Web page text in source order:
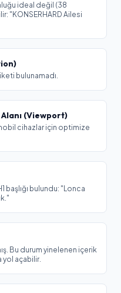
ideal değil (38
"KONSERHARD Ailesi
bulunamadı.
(Viewport)
cihazlar için optimize
başlığı bulundu: "Lonca
Bu durum yinelenen içerik
yol açabilir.